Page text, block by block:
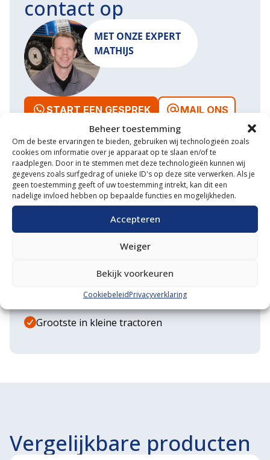
Beheer toestemming
Om de beste ervaringen te bieden, gebruiken wij technologieën zoals
cookies om informatie over je apparaat op te slaan en/of te
raadplegen. Door in te stemmen met deze technologieën kunnen wij
gegevens zoals surfgedrag of unieke ID's op deze site verwerken. Als je
geen toestemming geeft of uw toestemming intrekt, kan dit een
nadelige invloed hebben op bepaalde functies en mogelijkheden.
Accepteren
Weiger
Bekijk voorkeuren
CookiebeleidPrivacyverklaring
contact op
MET ONZE EXPERT
MATHIJS
START EEN GESPREK MAIL ONS
Waarom VM Service
Uitgebreide showroom
Eigen transportservice
Gespecialiseerde werkplaats
Diverse aanbouwwerktuigen
Grote voorraad minitrekkers
Grootste in kleine tractoren
Vergelijkbare producten